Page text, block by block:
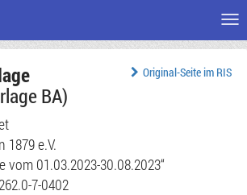
Original-Seite im RIS
BA)
1879 e.V.
vom 01.03.2023-30.08.2023“
7-0402